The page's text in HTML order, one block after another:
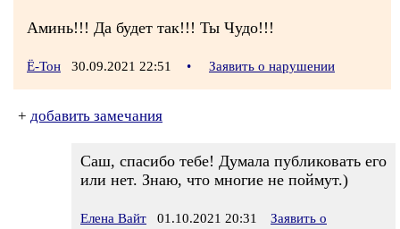
Аминь!!! Да будет так!!! Ты Чудо!!!
Ё-Тон 30.09.2021 22:51 • Заявить о нарушении
+ добавить замечания
Саш, спасибо тебе! Думала публиковать его
или нет. Знаю, что многие не поймут.)
Елена Вайт 01.10.2021 20:31
Заявить о